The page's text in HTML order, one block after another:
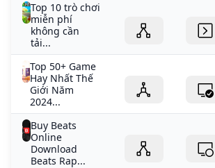
Top 10 trò chơi
miễn phí
không cần
tải...
Top 50+ Game
Hay Nhất Thế
Giới Năm
2024...
Buy Beats
Online
Download
Beats Rap...